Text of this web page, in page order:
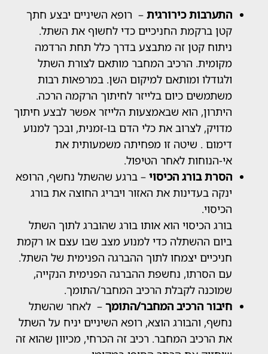
כירורגית– רופא השיניים יבצע חתך
ברקמת החניכיים כדי לחשוף את השתל.
קטן זה מתבצע בדרך כלל תחת הרדמה
הרכיב המחבר מותאם לצורת השתל
ומותאם למיקום השן. במרפאות רבות
כיום בלייזר לחיתוך הרקמה הרכה.
הוא שבאמצעות הלייזר אפשר לבצע חיתוך
לצרוב את כלי הדם בו-זמנית, ובכך למנוע
. שיטה זו מפחיתה משמעותית את
הנוחות לאחר הטיפול.
בורג הכיסוי– ברגע שהשתל נחשף, הרופא
בעדינות את האזור ויבריג החוצה את בורג
הכיסוי הוא אותו בורג שהוברג לתוך השתל
ההשתלה כדי למנוע מצב שבו עצם או רקמת
יצמחו לתוך ההברגה הפנימית של השתל.
הסרתו, נחשפת ההברגה הפנימית הנקייה,
לקבלת הרכיב המחבר/התומך.
הרכיב המחבר/התומך– לאחר שהשתל
והבורג הוצא, רופא השיניים יניח על השתל
הרכיב המחבר. רכיב זה הכרחי, מכיוון שהוא זה